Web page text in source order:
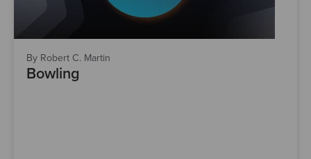
By Robert C. Martin
Bowling